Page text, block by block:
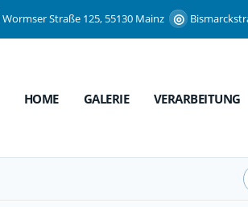
Wormser Straße 125, 55130 Mainz
HOME GALERIE VERARBEITUNG